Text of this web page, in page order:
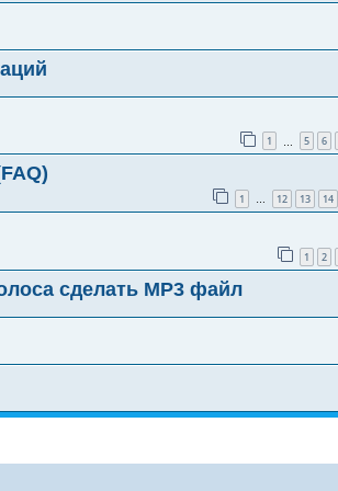
1 5 6
1 … 12 13 14
1 2
сделать МР3 файл